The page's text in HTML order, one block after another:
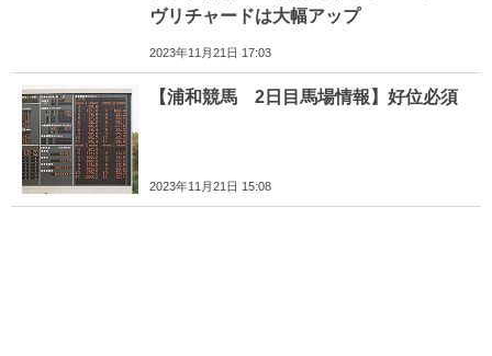
ヴリチャードは大幅アップ
2023年11月21日 17:03
【浦和競馬 2日目馬場情報】好位必須
2023年11月21日 15:08